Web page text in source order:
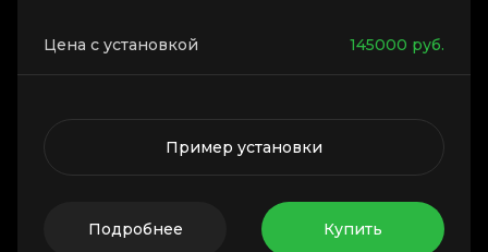
Цена с установкой 145000 руб.
Пример установки
Подробнее Купить